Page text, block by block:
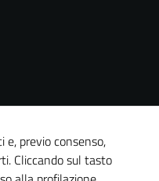
e, previo consenso,
Cliccando sul tasto